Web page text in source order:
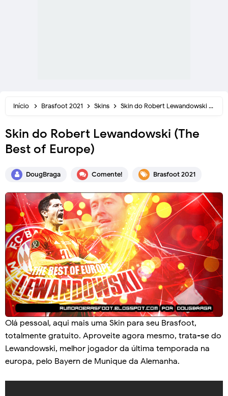
Início Brasfoot 2021 Skins Skin do Robert Lewandowski (The Best of Europe)
Skin do Robert Lewandowski (The
Best of Europe)
DougBraga Comente! Brasfoot 2021
Olá pessoal, aqui mais uma Skin para seu Brasfoot,
totalmente gratuito. Aproveite agora mesmo, trata-se do
Lewandowski, melhor jogador da última temporada na
europa, pelo Bayern de Munique da Alemanha.